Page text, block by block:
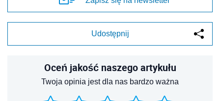
Udostępnij
Oceń jakość naszego artykułu
Twoja opinia jest dla nas bardzo ważna